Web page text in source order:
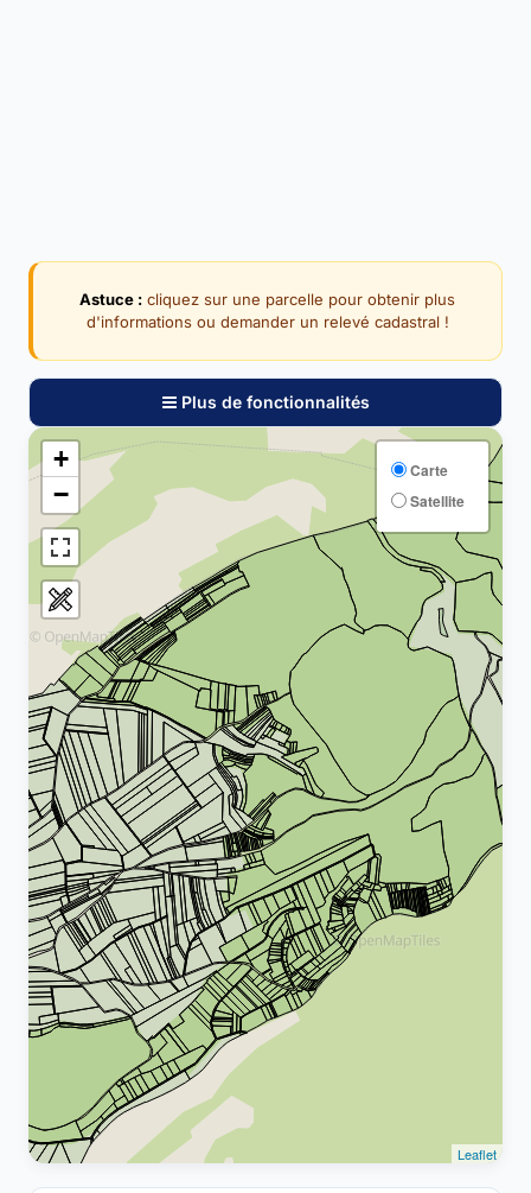
Astuce : cliquez sur une parcelle pour obtenir plus
d'informations ou demander un relevé cadastral !
Plus de fonctionnalités
+
−
Carte
Satellite
Leaflet